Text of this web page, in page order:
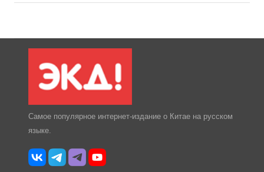
Самое популярное интернет-издание о Китае на русском
языке.